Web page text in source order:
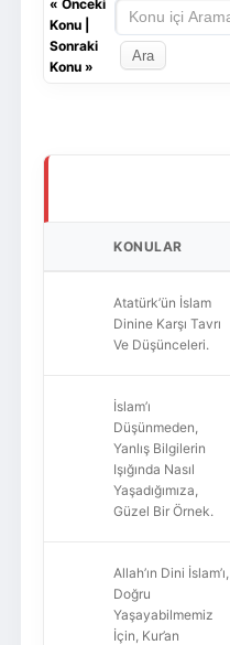
« Önceki
Konu|
Sonraki
Konu»
KONULAR
Atatürk’ün İslam
Dinine Karşı Tavrı
Ve Düşünceleri.
İslam’ı
Düşünmeden,
Yanlış Bilgilerin
Işığında Nasıl
Yaşadığımıza,
Güzel Bir Örnek.
Allah’ın Dini İslam’ı,
Doğru
Yaşayabilmemiz
İçin, Kur’an